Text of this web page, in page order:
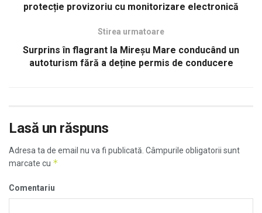
protecție provizoriu cu monitorizare electronică
Stirea urmatoare
Surprins în flagrant la Mireșu Mare conducând un
autoturism fără a deține permis de conducere
Lasă un răspuns
Adresa ta de email nu va fi publicată. Câmpurile obligatorii sunt
marcate cu *
Comentariu